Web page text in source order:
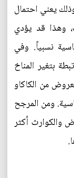
يعني احتمال
وهذا قد يؤدي
نسبياً. وفي
بتغير المناخ
من الكاكاو
ومن المرجح
والكوارث أكثر